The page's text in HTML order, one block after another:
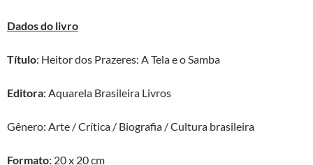
Dados do livro
Título: Heitor dos Prazeres: A Tela e o Samba
Editora: Aquarela Brasileira Livros
Gênero: Arte / Crítica / Biografia / Cultura brasileira
Formato: 20 x 20 cm